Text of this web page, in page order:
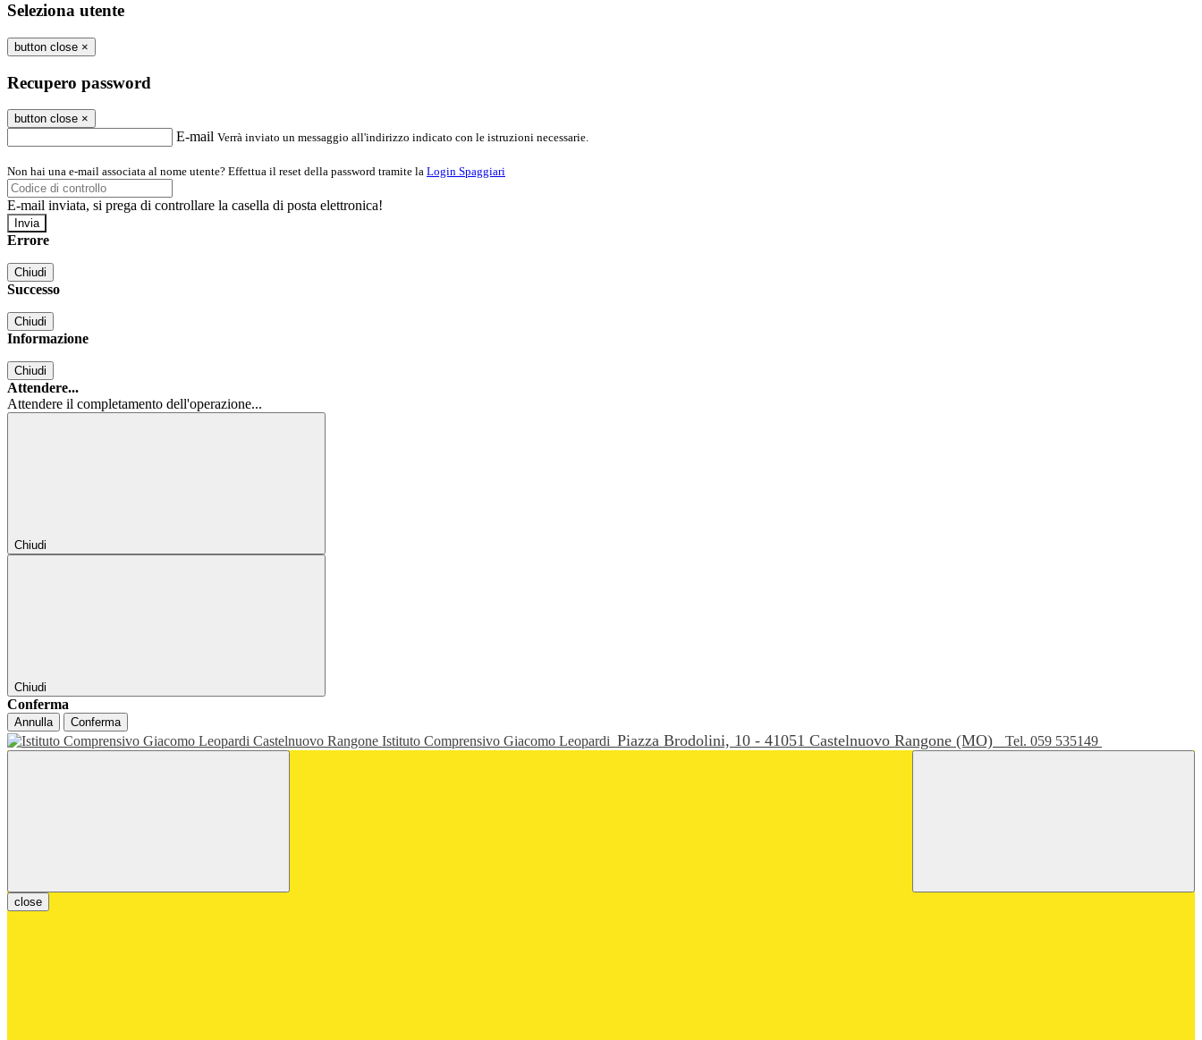
Seleziona utente
button close ×
Recupero password
button close ×
E-mail Verrà inviato un messaggio all'indirizzo indicato con le istruzioni necessarie.
Non hai una e-mail associata al nome utente? Effettua il reset della password tramite la Login Spaggiari
E-mail inviata, si prega di controllare la casella di posta elettronica!
Errore
Chiudi
Successo
Chiudi
Informazione
Chiudi
Attendere...
Attendere il completamento dell'operazione...
Chiudi
Chiudi
Conferma
Annulla Conferma
Istituto Comprensivo Giacomo Leopardi Piazza Brodolini, 10 - 41051 Castelnuovo Rangone (MO) Tel. 059 535149
close